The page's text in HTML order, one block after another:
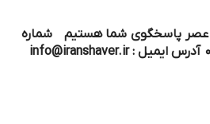
ایام هفته : ۱۰ صبح – ۷ عصر پاسخگوی شما هستیم شماره